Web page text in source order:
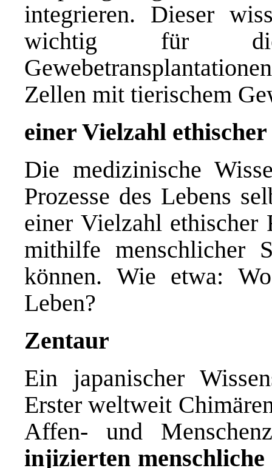
integrieren. Dieser
wichtig für
Zellen mit tierischem
einer Vielzahl
Die medizinische
Prozesse des Lebens
einer Vielzahl ethischer
mithilfe menschlicher
können. Wie etwa:
Leben?
Zentaur
Ein japanischer
Erster weltweit
Affen- und
injizierten